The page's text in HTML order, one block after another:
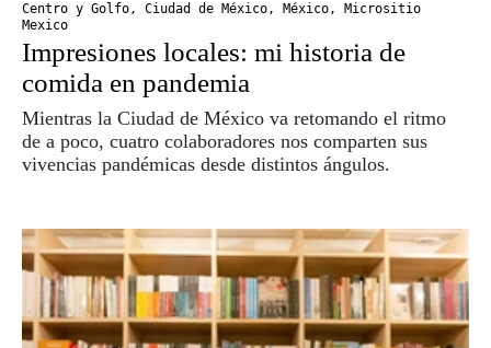
Centro y Golfo, Ciudad de México, México, Micrositio
Mexico
Impresiones locales: mi historia de
comida en pandemia
Mientras la Ciudad de México va retomando el ritmo
de a poco, cuatro colaboradores nos comparten sus
vivencias pandémicas desde distintos ángulos.